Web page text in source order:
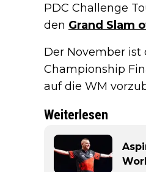
PDC Challenge
den Grand Slam
Der November ist
Championship
auf die WM
Weiterlesen